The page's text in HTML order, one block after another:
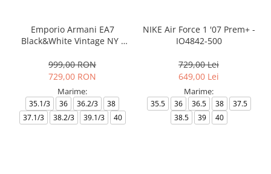
Emporio Armani EA7
Black&White Vintage NY -
999,00 RON
729,00 RON
Marime:
35.1/3 36 36.2/3
38
37.1/3
38.2/3 39.1/3 40
NIKE Air Force 1 '07 Prem+ -
IO4842-500
729,00 Lei
649,00 Lei
Marime:
35.5 36 36.5 38
37.5
38.5
39 40